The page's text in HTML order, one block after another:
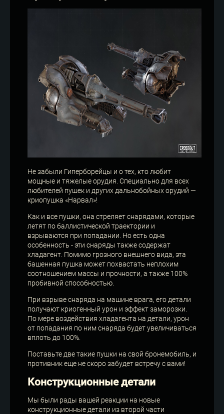
Не забыли Гиперборейцы и о тех, кто любит
мощные и тяжелые орудия. Специально для всех
любителей пушек и других дальнобойных орудий —
криопушка «Нарвал»!
Как и все пушки, она стреляет снарядами, которые
летят по баллистической траектории и
взрываются при попадании. Но есть одна
особенность - эти снаряды также содержат
хладагент. Помимо грозного внешнего вида, эта
башенная пушка может похвастать неплохим
соотношением массы и прочности, а также 100%
пробивной способностью.
При взрыве снаряда на машине врага, его детали
получают криогенный урон и эффект заморозки.
По мере воздействия хладагента на детали, урон
от попадания по ним снаряда будет увеличиваться
вплоть до 100%.
Поставьте две такие пушки на свой бронемобиль, и
противник еще не скоро забудет встречу с вами!
Конструкционные детали
Мы были рады вашей реакции на новые
конструкционные детали из второй части